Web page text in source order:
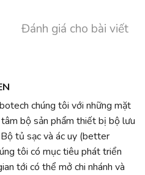
Đánh giá cho bài viết
chúng tôi với những mặt
bộ sản phẩm thiết bị bộ lưu
tủ sạc và ác uy (better
tôi có mục tiêu phát triển
tới có thể mở chi nhánh và